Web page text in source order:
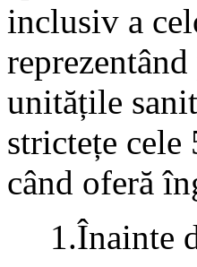
inclusiv a
unitățile
strictețe
când oferă
1.Înainte